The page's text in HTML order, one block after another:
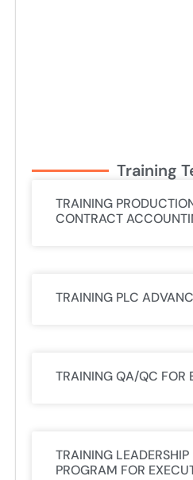
Training
TRAINING
CONTRACT
TRAINING PLC
TRAINING QA/QC FOR
TRAINING
PROGRAM FOR